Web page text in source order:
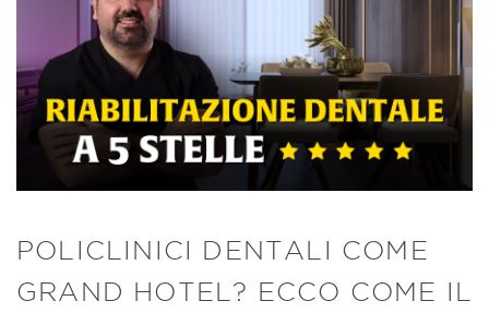
POLICLINICI DENTALI COME
GRAND HOTEL? ECCO COME IL